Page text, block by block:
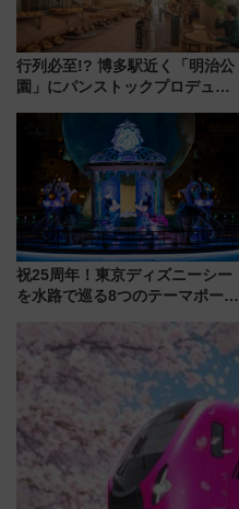
行列必至!? 博多駅近く「明治公
園」にパンストックプロデュー
オープン 秋からはビストロ営業
祝25周年！東京ディズニーシー
を水路で巡る8つのテーマポート